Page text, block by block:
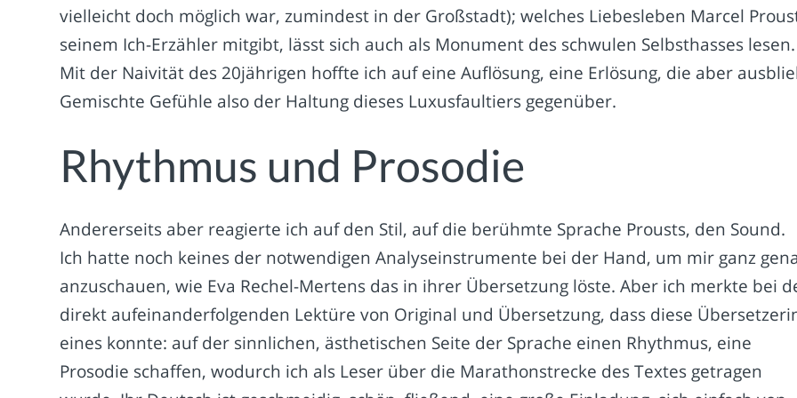
vielleicht doch möglich war, zumindest in der Großstadt); welches Liebesleben Marcel
seinem Ich-Erzähler mitgibt, lässt sich auch als Monument des schwulen Selbsthasses lesen.
Mit der Naivität des 20jährigen hoffte ich auf eine Auflösung, eine Erlösung, die aber
Gemischte Gefühle also der Haltung dieses Luxusfaultiers gegenüber.
Rhythmus und Prosodie
Andererseits aber reagierte ich auf den Stil, auf die berühmte Sprache Prousts, den Sound.
Ich hatte noch keines der notwendigen Analyseinstrumente bei der Hand, um mir ganz
anzuschauen, wie Eva Rechel-Mertens das in ihrer Übersetzung löste. Aber ich merkte bei
direkt aufeinanderfolgenden Lektüre von Original und Übersetzung, dass diese
eines konnte: auf der sinnlichen, ästhetischen Seite der Sprache einen Rhythmus, eine
Prosodie schaffen, wodurch ich als Leser über die Marathonstrecke des Textes getragen